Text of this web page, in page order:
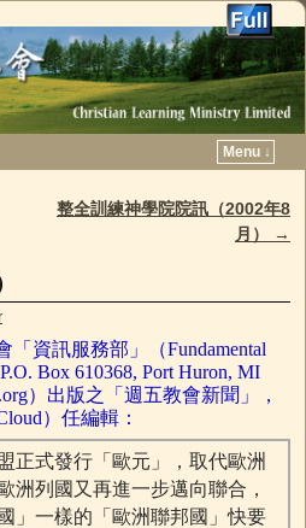
Menu ↓
整全訓練神學院院訊（2002年8
月）
→
資訊服務部」（Fundamental
Box 610368, Port Huron, MI
）出版之「週五教會新聞」，
）任編輯：
正式發行「歐元」，取代歐洲
洲列國又再進一步邁向聯合，
」一樣的「歐洲聯邦國」快要